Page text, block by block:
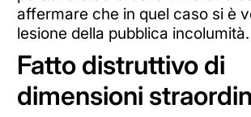
affermare che in quel caso si è
lesione della pubblica incolumità.
Fatto distruttivo di
dimensioni